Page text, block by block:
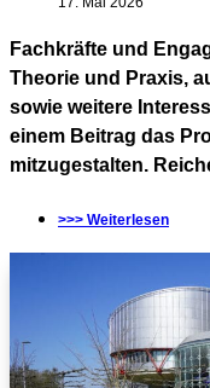
Fachkräfte und
Theorie und Praxis,
sowie weitere
einem Beitrag das
mitzugestalten.
>>> Weiterlesen